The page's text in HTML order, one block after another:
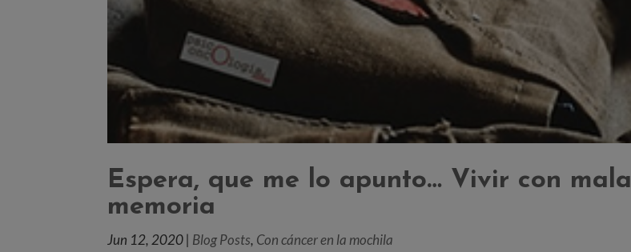
Espera, que me lo apunto… Vivir con mala
memoria
Jun 12, 2020| Blog Posts, Con cáncer en la mochila